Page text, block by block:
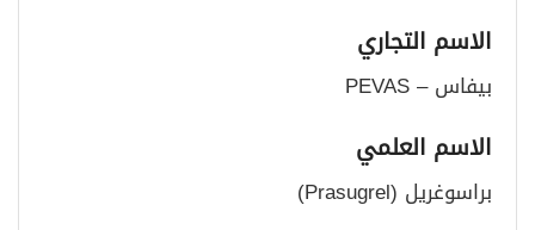
الاسم التجاري
بيفاس – PEVAS
الاسم العلمي
براسوغريل (Prasugrel)